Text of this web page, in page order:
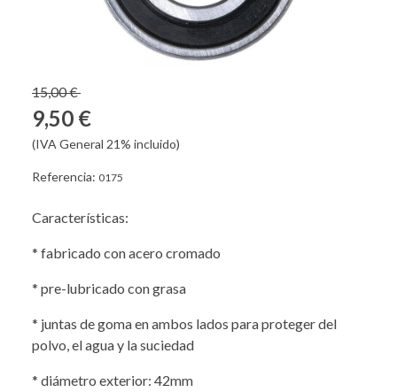
15,00 €
9,50 €
(IVA General 21% incluido)
Referencia: 0175
Características:
* fabricado con acero cromado
* pre-lubricado con grasa
* juntas de goma en ambos lados para proteger del
polvo, el agua y la suciedad
* diámetro exterior: 42mm